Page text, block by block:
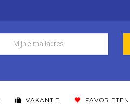
VAKANTIE FAVORIETEN